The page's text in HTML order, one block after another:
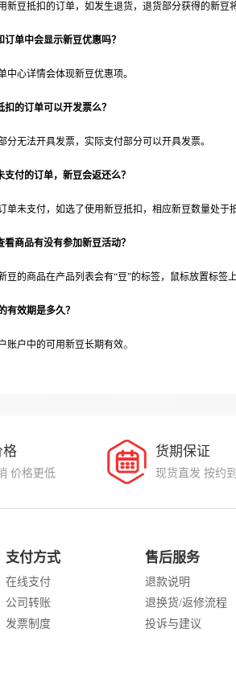
新豆抵扣的订单，如发生退货，退货部分获得的新豆
订单中会显示新豆优惠吗？
中心详情会体现新豆优惠项。
扣的订单可以开发票么？
分无法开具发票，实际支付部分可以开具发票。
支付的订单，新豆会返还么？
单未支付，如选了使用新豆抵扣，相应新豆数量处于
看商品有没有参加新豆活动？
豆的商品在产品列表会有“豆”的标签，鼠标放置标签
有效期是多久？
账户中的可用新豆长期有效。
格
价格更低
货期保证
现货直发 按约
支付方式
在线支付
公司转账
发票制度
售后服务
退款说明
退换货/返修流程
投诉与建议